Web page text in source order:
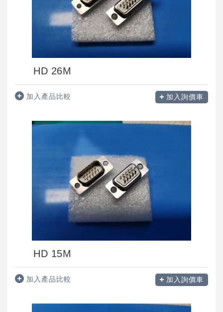
HD 26M
加入產品比較 加入詢價車
HD 15M
加入產品比較 加入詢價車